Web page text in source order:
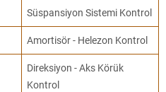
Süspansiyon Sistemi Kontrol
Amortisör - Helezon Kontrol
Direksiyon - Aks Körük
Kontrol